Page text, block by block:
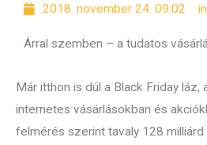
2018. november 24. 09:02
Árral szemben – a tudatos
Már itthon is dúl a Black Friday láz,
internetes vásárlásokban és
felmérés szerint tavaly 128